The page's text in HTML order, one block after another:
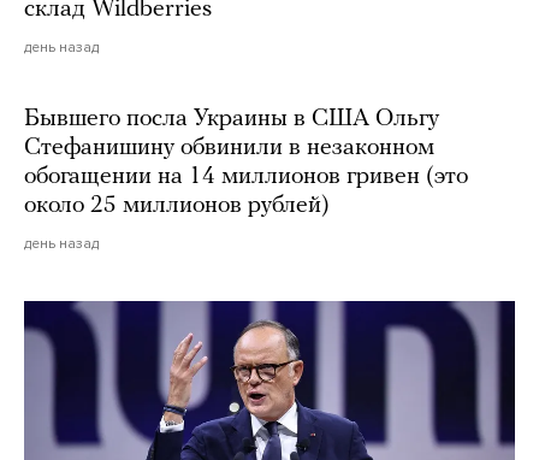
склад Wildberries
день назад
Бывшего посла Украины в США Ольгу
Стефанишину обвинили в незаконном
обогащении на 14 миллионов гривен (это
около 25 миллионов рублей)
день назад